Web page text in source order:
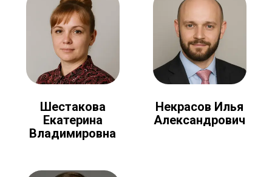
Шестакова
Екатерина
Владимировна
Некрасов Илья
Александрович